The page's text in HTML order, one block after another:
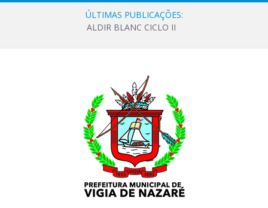
ÚLTIMAS PUBLICAÇÕES:
ALDIR BLANC CICLO II